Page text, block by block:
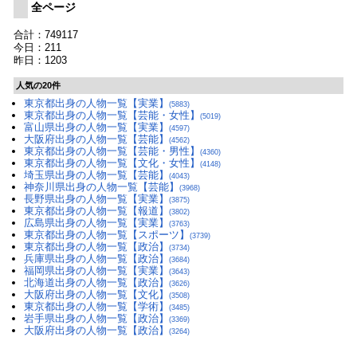
全ページ
合計：749117
今日：211
昨日：1203
人気の20件
東京都出身の人物一覧【実業】 (5883)
東京都出身の人物一覧【芸能・女性】 (5019)
富山県出身の人物一覧【実業】 (4597)
大阪府出身の人物一覧【芸能】 (4562)
東京都出身の人物一覧【芸能・男性】 (4360)
東京都出身の人物一覧【文化・女性】 (4148)
埼玉県出身の人物一覧【芸能】 (4043)
神奈川県出身の人物一覧【芸能】 (3968)
長野県出身の人物一覧【実業】 (3875)
東京都出身の人物一覧【報道】 (3802)
広島県出身の人物一覧【実業】 (3763)
東京都出身の人物一覧【スポーツ】 (3739)
東京都出身の人物一覧【政治】 (3734)
兵庫県出身の人物一覧【政治】 (3684)
福岡県出身の人物一覧【実業】 (3643)
北海道出身の人物一覧【政治】 (3626)
大阪府出身の人物一覧【文化】 (3508)
東京都出身の人物一覧【学術】 (3485)
岩手県出身の人物一覧【政治】 (3369)
大阪府出身の人物一覧【政治】 (3264)